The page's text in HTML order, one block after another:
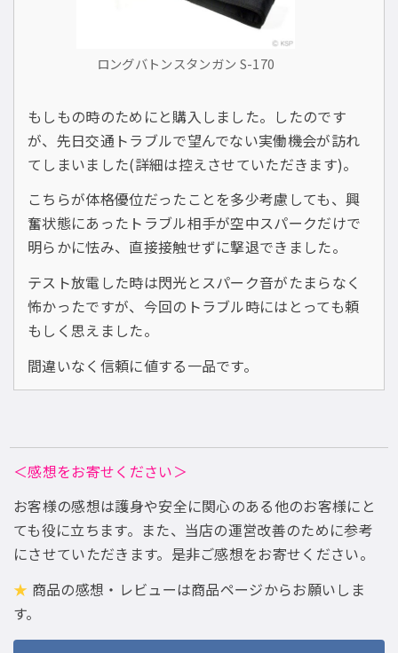
ロングバトンスタンガン S-170
もしもの時のためにと購入しました。したのです
が、先日交通トラブルで望んでない実働機会が訪れ
てしまいました(詳細は控えさせていただきます)。
こちらが体格優位だったことを多少考慮しても、興
奮状態にあったトラブル相手が空中スパークだけで
明らかに怯み、直接接触せずに撃退できました。
テスト放電した時は閃光とスパーク音がたまらなく
怖かったですが、今回のトラブル時にはとっても頼
もしく思えました。
間違いなく信頼に値する一品です。
＜感想をお寄せください＞
お客様の感想は護身や安全に関心のある他のお客様にと
ても役に立ちます。また、当店の運営改善のために参考
にさせていただきます。是非ご感想をお寄せください。
★ 商品の感想・レビューは商品ページからお願いしま
す。